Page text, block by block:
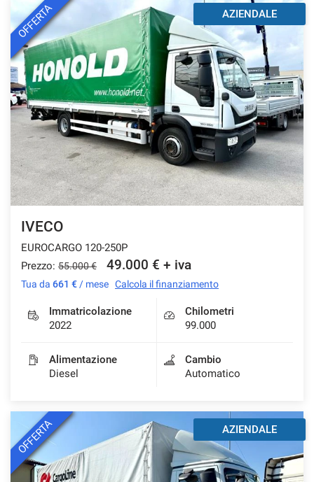
OFFERTA AZIENDALE
IVECO
EUROCARGO 120-250P
Prezzo: 55.000 € 49.000 € + iva
Tua da 661 € / mese Calcola il finanziamento
Immatricolazione
2022
Chilometri
99.000
Alimentazione
Diesel
Cambio
Automatico
OFFERTA AZIENDALE